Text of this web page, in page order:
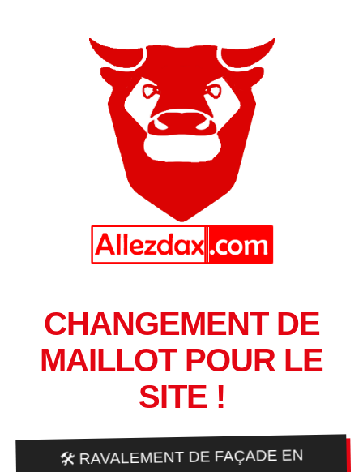
CHANGEMENT DE
MAILLOT POUR LE
SITE !
🛠️ RAVALEMENT DE FAÇADE EN